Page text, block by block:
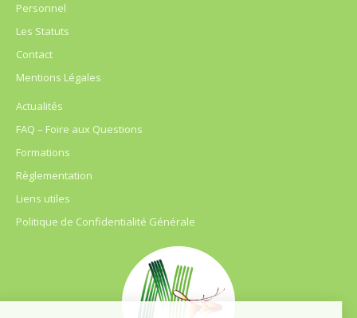
Personnel
Les Statuts
Contact
Mentions Légales
Actualités
FAQ – Foire aux Questions
Formations
Règlementation
Liens utiles
Politique de Confidentialité Générale